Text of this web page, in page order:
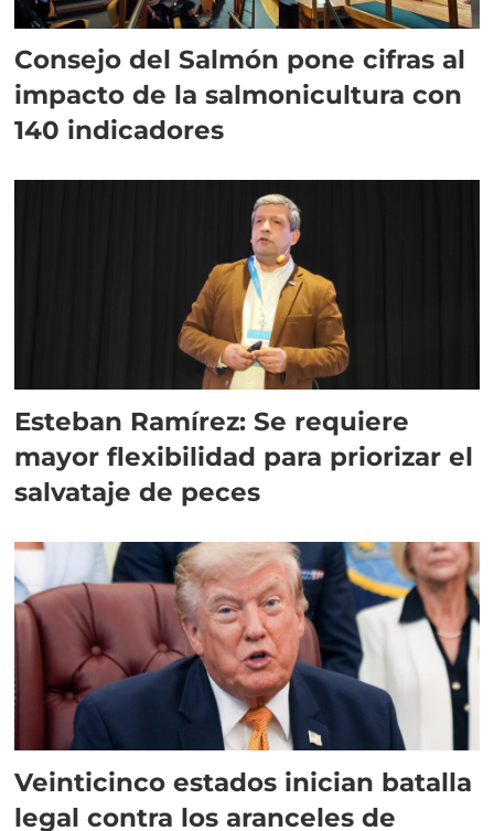
Consejo del Salmón pone cifras al
impacto de la salmonicultura con
140 indicadores
Esteban Ramírez: Se requiere
mayor flexibilidad para priorizar el
salvataje de peces
Veinticinco estados inician batalla
legal contra los aranceles de